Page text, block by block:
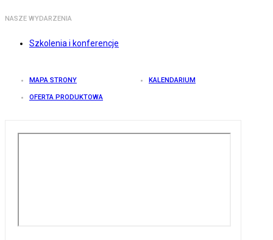
NASZE WYDARZENIA
Szkolenia i konferencje
MAPA STRONY KALENDARIUM
OFERTA PRODUKTOWA